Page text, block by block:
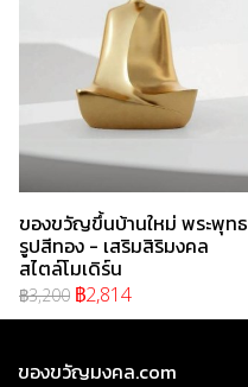
ของขวัญขึ้นบ้านใหม่ พระพุทธ
รูปสีทอง - เสริมสิริมงคล
สไตล์โมเดิร์น
฿3,200 ฿2,814
ของขวัญมงคล.com